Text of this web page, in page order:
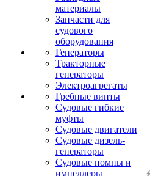
материалы
Запчасти для
судового
оборудования
Генераторы
Тракторные
генераторы
Электроагрегаты
Гребные винты
Судовые гибкие
муфты
Судовые двигатели
Судовые дизель-
генераторы
Судовые помпы и
импеллеры